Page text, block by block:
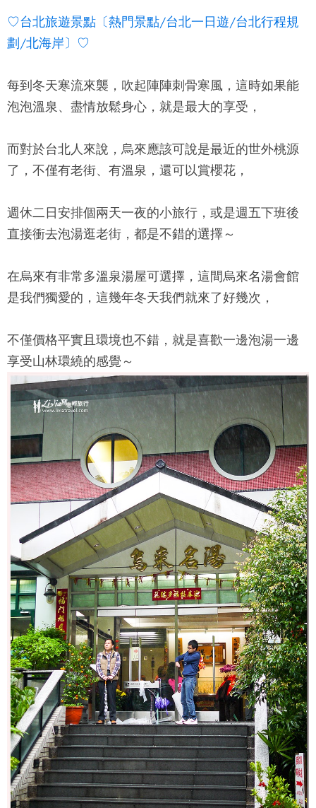
♡台北旅遊景點〔熱門景點/台北一日遊/台北行程規
劃/北海岸〕♡
每到冬天寒流來襲，吹起陣陣刺骨寒風，這時如果能
泡泡溫泉、盡情放鬆身心，就是最大的享受，
而對於台北人來說，烏來應該可說是最近的世外桃源
了，不僅有老街、有溫泉，還可以賞櫻花，
週休二日安排個兩天一夜的小旅行，或是週五下班後
直接衝去泡湯逛老街，都是不錯的選擇～
在烏來有非常多溫泉湯屋可選擇，這間烏來名湯會館
是我們獨愛的，這幾年冬天我們就來了好幾次，
不僅價格平實且環境也不錯，就是喜歡一邊泡湯一邊
享受山林環繞的感覺～